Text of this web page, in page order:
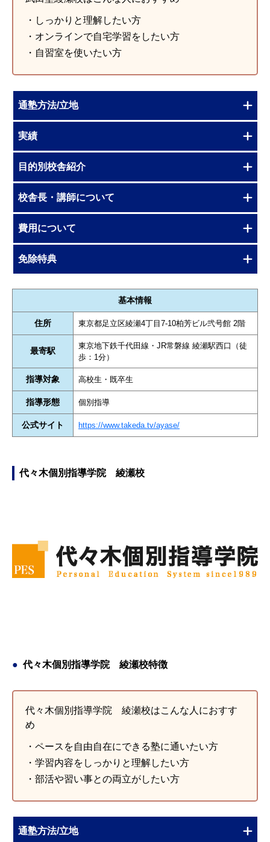
・しっかりと理解したい方
・オンラインで自宅学習をしたい方
・自習室を使いたい方
通塾方法/立地
実績
目的別校舎紹介
校舎長・講師について
費用について
免除特典
基本情報
住所 東京都足立区綾瀬4丁目7-10柏芳ビル弐号館 2階
最寄駅
東京地下鉄千代田線・JR常磐線 綾瀬駅西口（徒
歩：1分）
指導対象 高校生・既卒生
指導形態 個別指導
公式サイト https://www.takeda.tv/ayase/
代々木個別指導学院 綾瀬校
代々木個別指導学院 綾瀬校特徴
代々木個別指導学院 綾瀬校はこんな人におすす
め
・ペースを自由自在にできる塾に通いたい方
・学習内容をしっかりと理解したい方
・部活や習い事との両立がしたい方
通塾方法/立地